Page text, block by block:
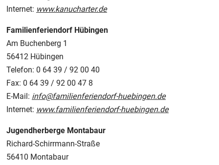
Internet: www.kanucharter.de
Familienferiendorf Hübingen
Am Buchenberg 1
56412 Hübingen
Telefon: 0 64 39 / 92 00 40
Fax: 0 64 39 / 92 00 47 8
E-Mail: info@familienferiendorf-huebingen.de
Internet: www.familienferiendorf-huebingen.de
Jugendherberge Montabaur
Richard-Schirrmann-Straße
56410 Montabaur